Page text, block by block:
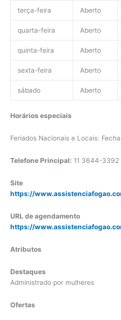
terça-feira Aberto
quarta-feira Aberto
quinta-feira Aberto
sexta-feira Aberto
sábado Aberto
Horários especiais
Feriados Nacionais e Locais:
Telefone Principal: 11 3644-3392
Site
https://
URL de agendamento
https://
Atributos
Destaques
Administrado por mulheres
Ofertas